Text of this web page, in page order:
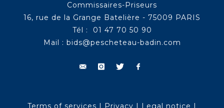
Commissaires-Priseurs
16, rue de la Grange Batelière - 75009 PARIS
Tél : 01 47 70 50 90
Mail : bids@pescheteau-badin.com
Terms of services | Privacy | Legal notice |